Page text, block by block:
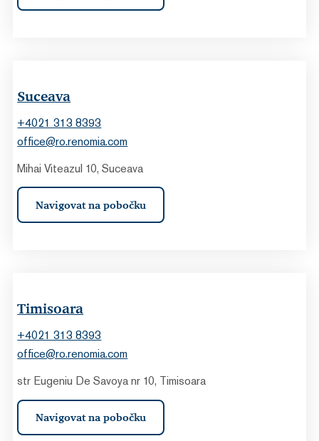
Suceava
+4021 313 8393
office@ro.renomia.com
Mihai Viteazul 10, Suceava
Navigovat na pobočku
Timisoara
+4021 313 8393
office@ro.renomia.com
str Eugeniu De Savoya nr 10, Timisoara
Navigovat na pobočku